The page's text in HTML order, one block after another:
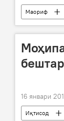
Маориф
Дар
16 январи
Иқтисод